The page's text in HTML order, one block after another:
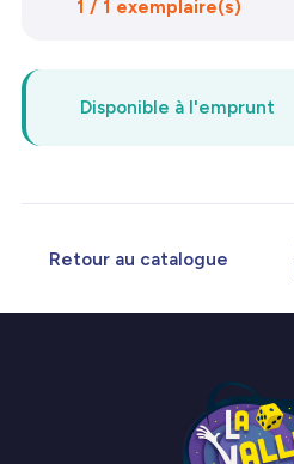
1 / 1 exemplaire(s)
Disponible à l'emprunt
Retour au catalogue